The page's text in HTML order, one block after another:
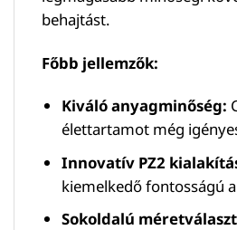
behajtást.
Főbb jellemzők:
Kiváló anyagminőség:
élettartamot még
Innovatív PZ2
kiemelkedő fontosságú
Sokoldalú